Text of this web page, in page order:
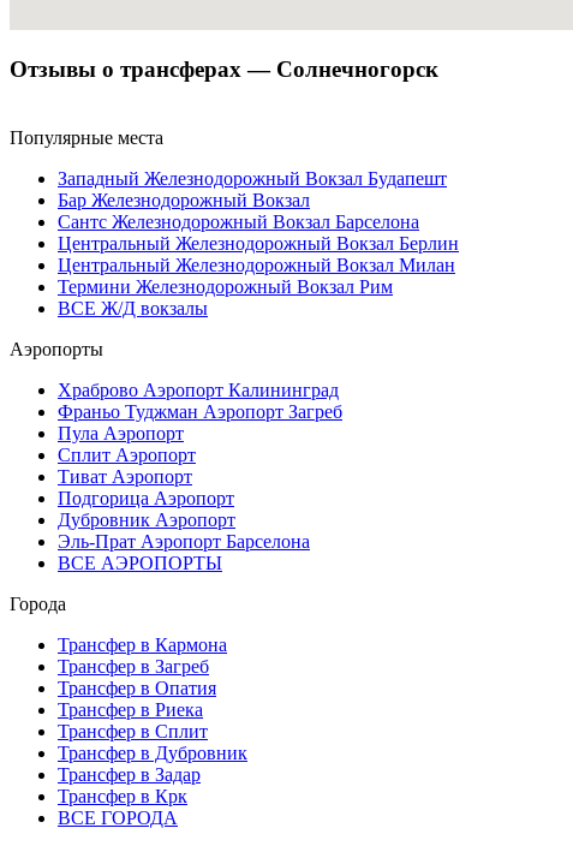
Отзывы о трансферах — Солнечногорск
Популярные места
Западный Железнодорожный Вокзал Будапешт
Бар Железнодорожный Вокзал
Сантс Железнодорожный Вокзал Барселона
Центральный Железнодорожный Вокзал Берлин
Центральный Железнодорожный Вокзал Милан
Термини Железнодорожный Вокзал Рим
ВСЕ Ж/Д вокзалы
Аэропорты
Храброво Аэропорт Калининград
Франьо Туджман Аэропорт Загреб
Пула Аэропорт
Сплит Аэропорт
Тиват Аэропорт
Подгорица Аэропорт
Дубровник Аэропорт
Эль-Прат Аэропорт Барселона
ВСЕ АЭРОПОРТЫ
Города
Трансфер в Кармона
Трансфер в Загреб
Трансфер в Опатия
Трансфер в Риека
Трансфер в Сплит
Трансфер в Дубровник
Трансфер в Задар
Трансфер в Крк
ВСЕ ГОРОДА